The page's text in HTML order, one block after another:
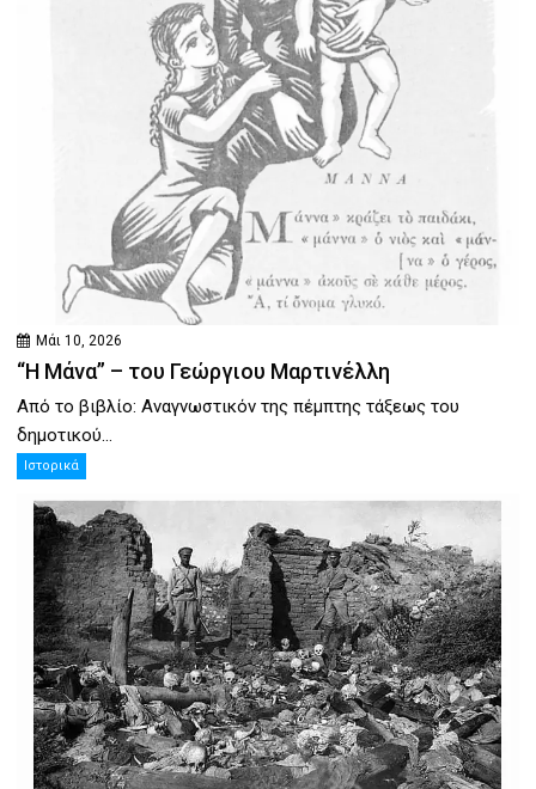
Μάι 10, 2026
“Η Μάνα” – του Γεώργιου Μαρτινέλλη
Από το βιβλίο: Αναγνωστικόν της πέμπτης τάξεως του
δημοτικού...
Ιστορικά